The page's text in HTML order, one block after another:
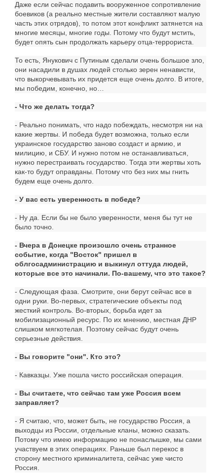
Даже если сейчас подавить вооруженное сопротивление
боевиков (а реально местные жители составляют малую
часть этих отрядов), то потом этот конфликт затянется на
многие месяцы, многие годы. Потому что будут мстить,
будет опять сын продолжать карьеру отца-террориста.
То есть, Янукович с Путиным сделали очень большое зло,
они насадили в душах людей столько зерен ненависти,
что выкорчевывать их придется еще очень долго. В итоге,
мы победим, конечно, но…
- Что же делать тогда?
- Реально понимать, что надо побеждать, несмотря ни на
какие жертвы. И победа будет возможна, только если
украинское государство заново создаст и армию, и
милицию, и СБУ. И нужно потом не останавливаться,
нужно перестраивать государство. Тогда эти жертвы хоть
как-то будут оправданы. Потому что без них мы гнить
будем еще очень долго.
- У вас есть уверенность в победе?
- Ну да. Если бы не было уверенности, меня бы тут не
было точно.
- Вчера в Донецке произошло очень странное
событие, когда "Восток" пришел в
облгосадминистрацию и выкинул оттуда людей,
которые все это начинали. По-вашему, что это такое?
- Следующая фаза. Смотрите, они берут сейчас все в
одни руки. Во-первых, стратегические объекты под
жесткий контроль. Во-вторых, борьба идет за
мобилизационный ресурс. По их мнению, местная ДНР
слишком мягкотелая. Поэтому сейчас будут очень
серьезные действия.
- Вы говорите "они". Кто это?
- Кавказцы. Уже пошла чисто российская операция.
- Вы считаете, что сейчас там уже Россия всем
заправляет?
- Я считаю, что, может быть, не государство Россия, а
выходцы из России, отдельные кланы, можно сказать.
Потому что имею информацию не понаслышке, мы сами
участвуем в этих операциях. Раньше был перекос в
сторону местного криминалитета, сейчас уже чисто
Россия.